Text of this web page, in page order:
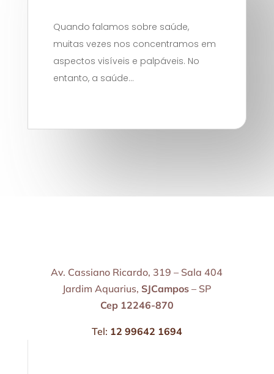
Quando falamos sobre saúde,
muitas vezes nos concentramos em
aspectos visíveis e palpáveis. No
entanto, a saúde...
Av. Cassiano Ricardo, 319 – Sala 404
Jardim Aquarius, SJCampos – SP
Cep 12246-870
Tel: 12 99642 1694